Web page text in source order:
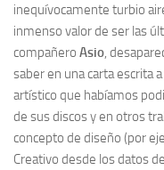
inequívocamente turbio
inmenso valor de ser las
compañero Asio,
saber en una carta escrita
artístico que habíamos
de sus discos y en otros
concepto de diseño (por
Creativo desde los datos